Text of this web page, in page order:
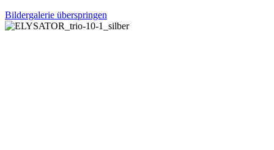
Bildergalerie überspringen